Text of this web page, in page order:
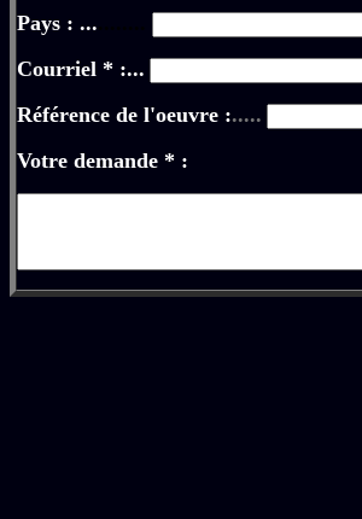
Pays : ...
Courriel * :...
Référence de l'oeuvre :.....
Votre demande * :